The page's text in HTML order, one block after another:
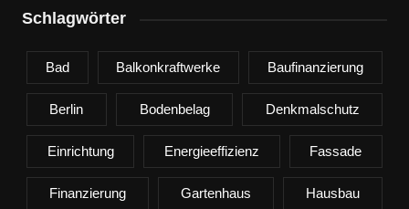
Schlagwörter
Bad Balkonkraftwerke Baufinanzierung
Berlin Bodenbelag Denkmalschutz
Einrichtung Energieeffizienz Fassade
Finanzierung Gartenhaus Hausbau